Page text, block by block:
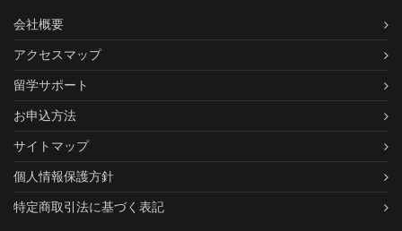
会社概要
アクセスマップ
留学サポート
お申込方法
サイトマップ
個人情報保護方針
特定商取引法に基づく表記